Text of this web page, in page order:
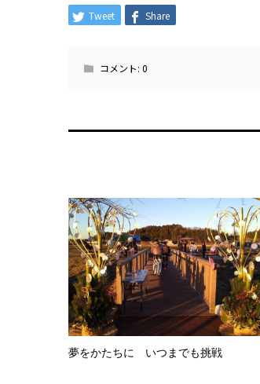
Tweet Share
コメント: 0
夢をかたちに いつまでも挑戦